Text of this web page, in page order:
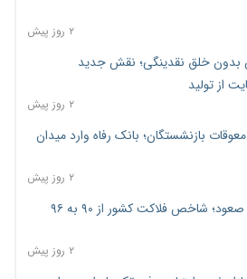
۲ روز پیش
بدون خلق نقدینگی؛ نقش جدید
از تولید
۲ روز پیش
۸۰ همت معوقات بازنشستگان؛ بانک رفاه وارد میدان
۲ روز پیش
فشار اقتصادی در مسیر صعود؛ شاخص فلاکت کشور از ۹۰ به ۹۶
۲ روز پیش